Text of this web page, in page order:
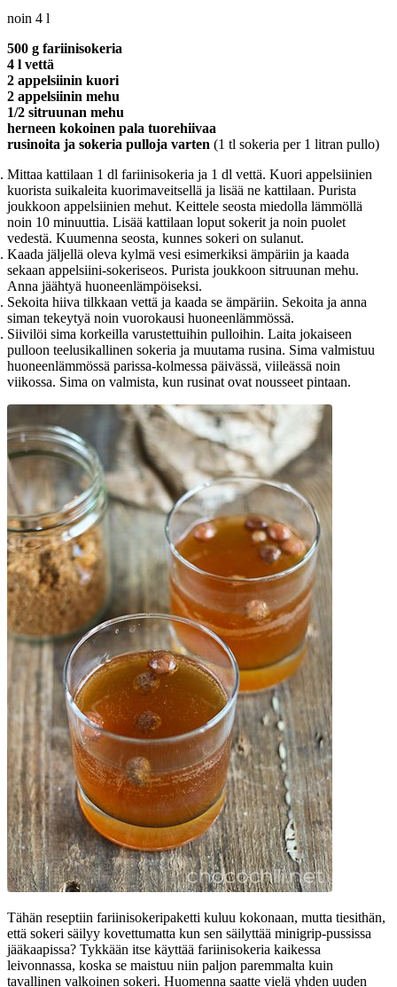
noin 4 l
500 g fariinisokeria
4 l vettä
2 appelsiinin kuori
2 appelsiinin mehu
1/2 sitruunan mehu
herneen kokoinen pala tuorehiivaa
rusinoita ja sokeria pulloja varten (1 tl sokeria per 1 litran pullo)
Mittaa kattilaan 1 dl fariinisokeria ja 1 dl vettä. Kuori appelsiinien
kuorista suikaleita kuorimaveitsellä ja lisää ne kattilaan. Purista
joukkoon appelsiinien mehut. Keittele seosta miedolla lämmöllä
noin 10 minuuttia. Lisää kattilaan loput sokerit ja noin puolet
vedestä. Kuumenna seosta, kunnes sokeri on sulanut.
Kaada jäljellä oleva kylmä vesi esimerkiksi ämpäriin ja kaada
sekaan appelsiini-sokeriseos. Purista joukkoon sitruunan mehu.
Anna jäähtyä huoneenlämpöiseksi.
Sekoita hiiva tilkkaan vettä ja kaada se ämpäriin. Sekoita ja anna
siman tekeytyä noin vuorokausi huoneenlämmössä.
Siivilöi sima korkeilla varustettuihin pulloihin. Laita jokaiseen
pulloon teelusikallinen sokeria ja muutama rusina. Sima valmistuu
huoneenlämmössä parissa-kolmessa päivässä, viileässä noin
viikossa. Sima on valmista, kun rusinat ovat nousseet pintaan.
Tähän reseptiin fariinisokeripaketti kuluu kokonaan, mutta tiesithän,
että sokeri säilyy kovettumatta kun sen säilyttää minigrip-pussissa
jääkaapissa? Tykkään itse käyttää fariinisokeria kaikessa
leivonnassa, koska se maistuu niin paljon paremmalta kuin
tavallinen valkoinen sokeri. Huomenna saatte vielä yhden uuden